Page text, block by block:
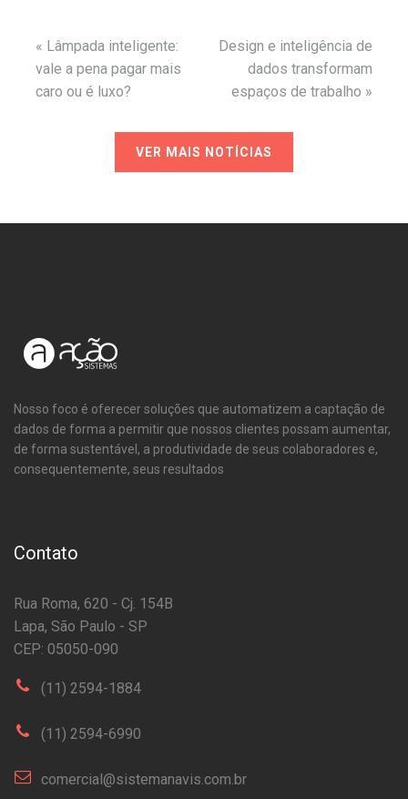
« Lâmpada inteligente:
vale a pena pagar mais
caro ou é luxo?
Design e inteligência de
dados transformam
espaços de trabalho »
VER MAIS NOTÍCIAS
Nosso foco é oferecer soluções que automatizem a captação de
dados de forma a permitir que nossos clientes possam aumentar,
de forma sustentável, a produtividade de seus colaboradores e,
consequentemente, seus resultados
Contato
Rua Roma, 620 - Cj. 154B
Lapa, São Paulo - SP
CEP: 05050-090
(11) 2594-1884
(11) 2594-6990
comercial@sistemanavis.com.br